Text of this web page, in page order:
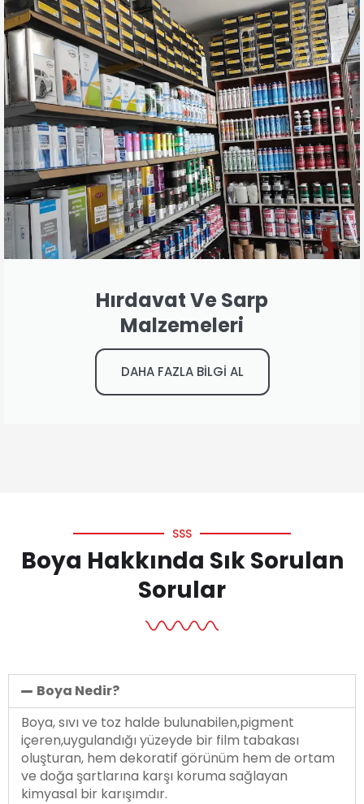
Hırdavat Ve Sarp
Malzemeleri
DAHA FAZLA BİLGİ AL
SSS
Boya Hakkında Sık Sorulan
Sorular
Boya Nedir?
Boya, sıvı ve toz halde bulunabilen,pigment
içeren,uygulandığı yüzeyde bir film tabakası
oluşturan, hem dekoratif görünüm hem de ortam
ve doğa şartlarına karşı koruma sağlayan
kimyasal bir karışımdır.